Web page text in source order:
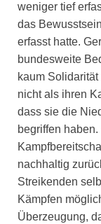
weniger tief
das
erfasst hatte.
bundesweite
kaum
nicht als ihren
dass sie die
begriffen
nachhaltig
Streikenden
Kämpfen
Überzeugung,